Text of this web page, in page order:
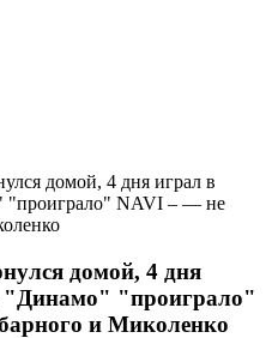
домой, 4 дня играл в
"проиграло" NAVI – — не
домой, 4 дня
"Динамо" "проиграло"
и Миколенко